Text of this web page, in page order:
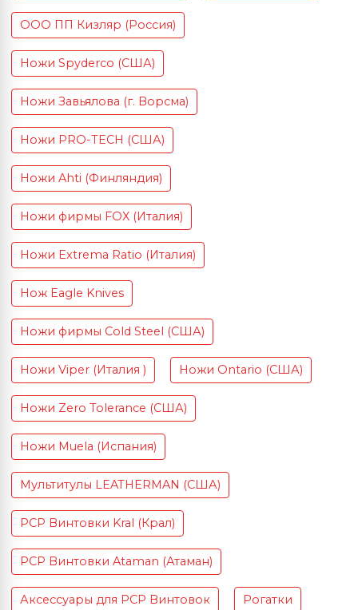
ООО ПП Кизляр (Россия)
Ножи Spyderco (США)
Ножи Завьялова (г. Ворсма)
Ножи PRO-TECH (США)
Ножи Ahti (Финляндия)
Ножи фирмы FOX (Италия)
Ножи Extrema Ratio (Италия)
Нож Eagle Knives
Ножи фирмы Cold Steel (США)
Ножи Viper (Италия ) Ножи Ontario (США)
Ножи Zero Tolerance (США)
Ножи Muela (Испания)
Мультитулы LEATHERMAN (США)
PCP Винтовки Kral (Крал)
PCP Винтовки Ataman (Атаман)
Аксессуары для PCP Винтовок Рогатки